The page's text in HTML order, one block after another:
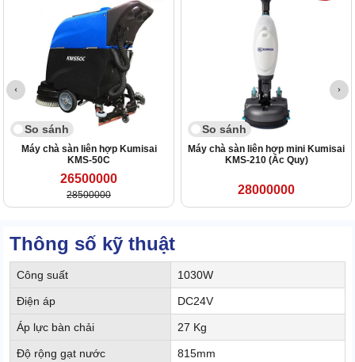
So sánh
Máy chà sàn liên hợp Kumisai
KMS-50C
26500000
28500000
So sánh
Máy chà sàn liên hợp mini Kumisai
KMS-210 (Ắc Quy)
28000000
Thông số kỹ thuật
Công suất 1030W
Điện áp DC24V
Áp lực bàn chải 27 Kg
Độ rộng gạt nước 815mm